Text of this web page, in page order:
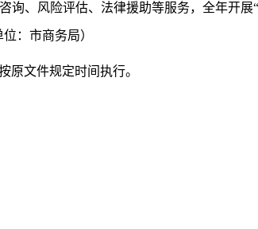
询、风险评估、法律援助等服务，全年开展
：市商务局）
文件规定时间执行。